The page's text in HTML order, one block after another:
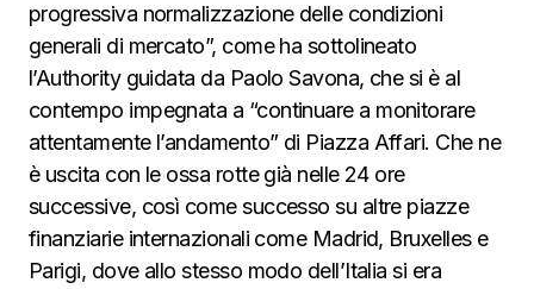
progressiva normalizzazione delle condizioni
generali di mercato”, come ha sottolineato
l’Authority guidata da Paolo Savona, che si è al
contempo impegnata a “continuare a monitorare
attentamente l’andamento” di Piazza Affari. Che ne
è uscita con le ossa rotte già nelle 24 ore
successive, così come successo su altre piazze
finanziarie internazionali come Madrid, Bruxelles e
Parigi, dove allo stesso modo dell’Italia si era